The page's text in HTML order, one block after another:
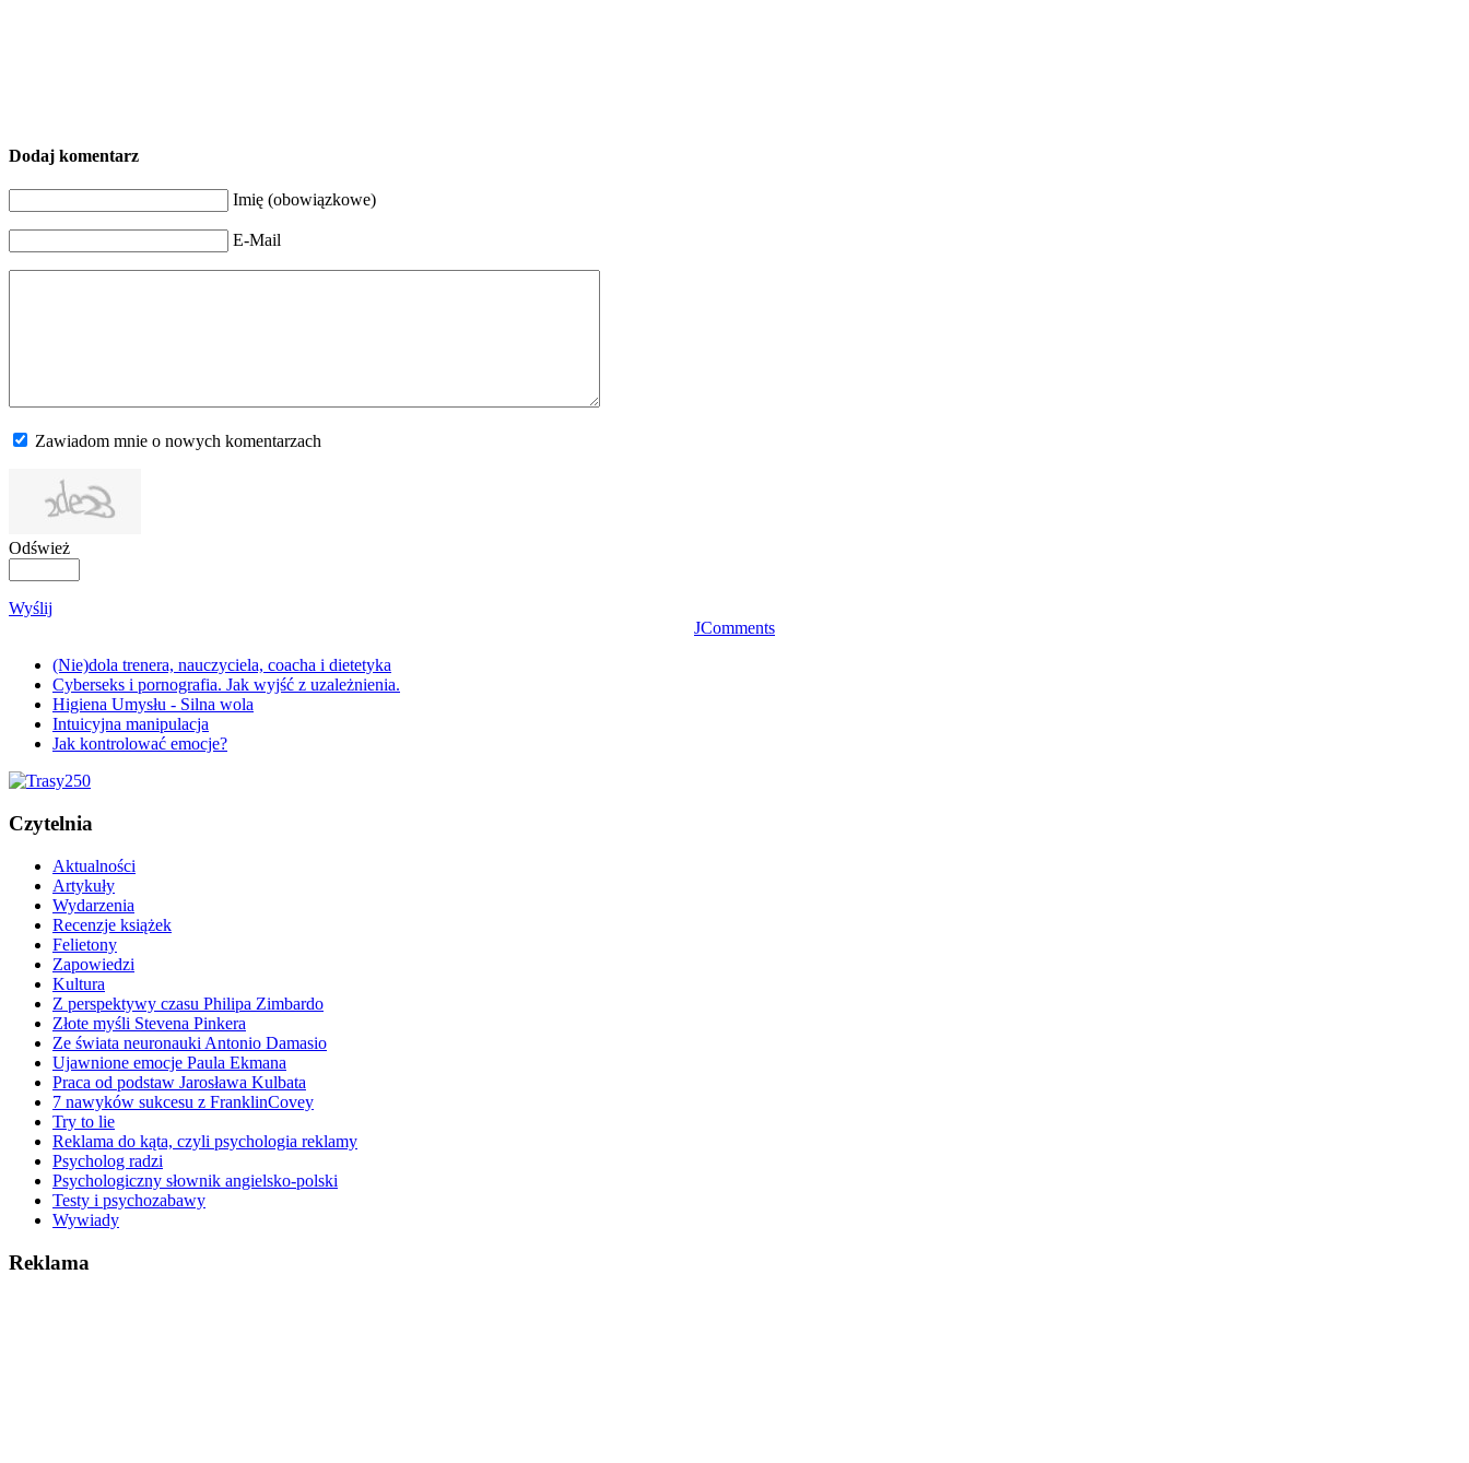
Dodaj komentarz
Imię (obowiązkowe)
E-Mail
Zawiadom mnie o nowych komentarzach
Odśwież
Wyślij
JComments
(Nie)dola trenera, nauczyciela, coacha i dietetyka
Cyberseks i pornografia. Jak wyjść z uzależnienia.
Higiena Umysłu - Silna wola
Intuicyjna manipulacja
Jak kontrolować emocje?
Czytelnia
Aktualności
Artykuły
Wydarzenia
Recenzje książek
Felietony
Zapowiedzi
Kultura
Z perspektywy czasu Philipa Zimbardo
Złote myśli Stevena Pinkera
Ze świata neuronauki Antonio Damasio
Ujawnione emocje Paula Ekmana
Praca od podstaw Jarosława Kulbata
7 nawyków sukcesu z FranklinCovey
Try to lie
Reklama do kąta, czyli psychologia reklamy
Psycholog radzi
Psychologiczny słownik angielsko-polski
Testy i psychozabawy
Wywiady
Reklama